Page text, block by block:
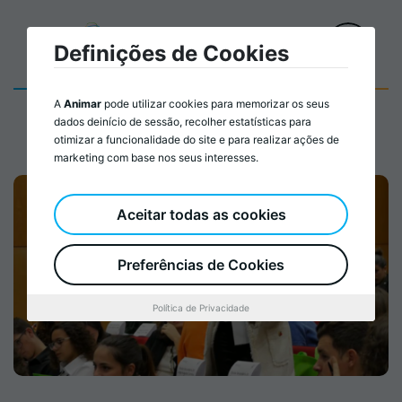
Definições de Cookies
A Animar pode utilizar cookies para memorizar os seus
dados deinício de sessão, recolher estatísticas para
otimizar a funcionalidade do site e para realizar ações de
marketing com base nos seus interesses.
Preferências de Cookies
Aceitar todas as cookies
Política de Privacidade